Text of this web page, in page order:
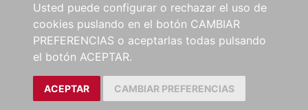
Usted puede configurar o rechazar el uso de
cookies puslando en el botón CAMBIAR
PREFERENCIAS o aceptarlas todas pulsando
el botón ACEPTAR.
ACEPTAR CAMBIAR PREFERENCIAS